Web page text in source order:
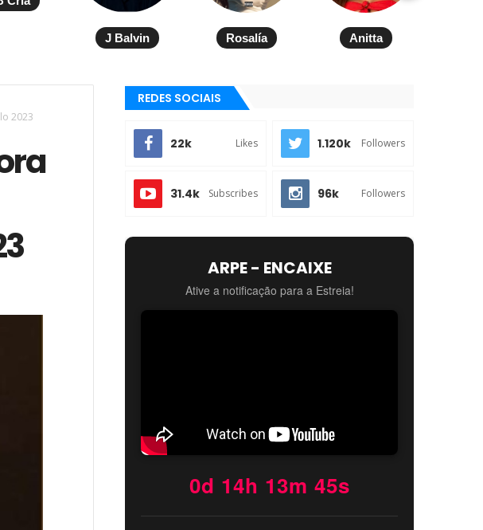
J Balvin Rosalía Anitta
2023
REDES SOCIAIS
22k Likes 1.120k Followers
31.4k Subscribes 96k Followers
ARPE - ENCAIXE
Ative a notificação para a Estreia!
0d 14h 13m 44s